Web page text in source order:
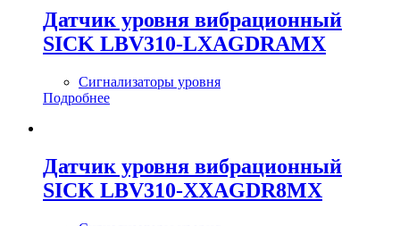
Датчик уровня вибрационный
SICK LBV310-LXAGDRAMX
Сигнализаторы уровня
Подробнее
Датчик уровня вибрационный
SICK LBV310-XXAGDR8MX